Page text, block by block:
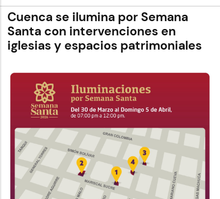
Municipal
fortalece
el
apoyo
social
entrega
de
kits
alimenticios
a
familias
Cuenca se ilumina por Semana
Santa con intervenciones en
iglesias y espacios patrimoniales